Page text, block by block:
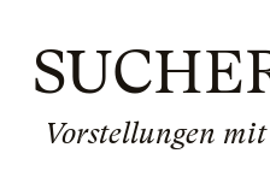
Vorstellungen